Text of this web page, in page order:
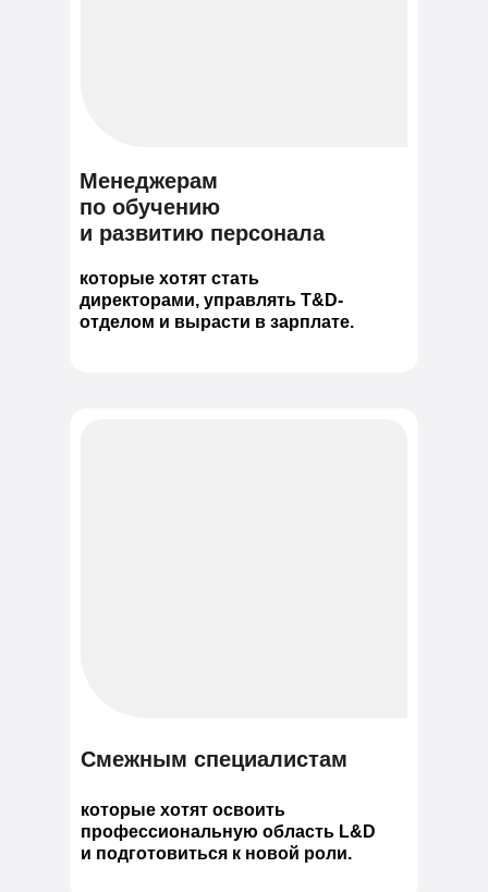
Менеджерам
по обучению
и развитию персонала
которые хотят стать
директорами, управлять T&D-
отделом и вырасти в зарплате.
Смежным специалистам
которые хотят освоить
профессиональную область L&D
и подготовиться к новой роли.